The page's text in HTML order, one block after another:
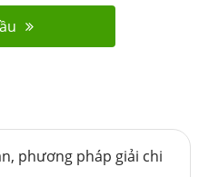
phương pháp giải chi